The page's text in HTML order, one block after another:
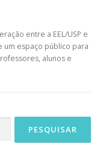
entre a EEL/USP e
um espaço público para
alunos e